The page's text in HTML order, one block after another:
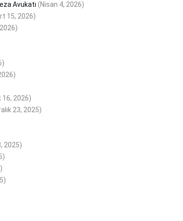
Avukatı (Nisan 4, 2026)
15, 2026)
16, 2026)
23, 2025)
2025)